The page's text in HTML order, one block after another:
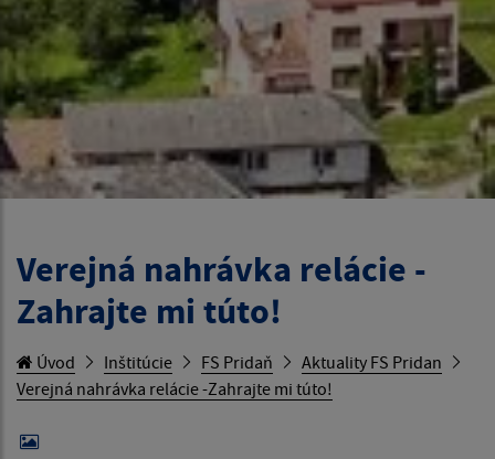
Verejná nahrávka relácie -
Zahrajte mi túto!
Úvod Inštitúcie FS Pridaň
Aktuality FS Pridan
Verejná nahrávka relácie -Zahrajte mi túto!